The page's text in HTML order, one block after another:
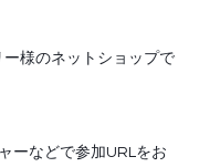
様のネットショップで
ーなどで参加URLをお